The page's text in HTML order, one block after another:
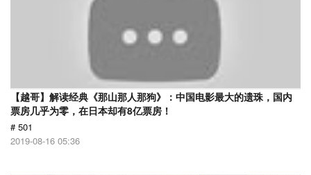
【越哥】解读经典《那山那人那狗》：中国电影最大的遗珠，国内
票房几乎为零，在日本却有8亿票房！
# 501
2019-08-16 05:36